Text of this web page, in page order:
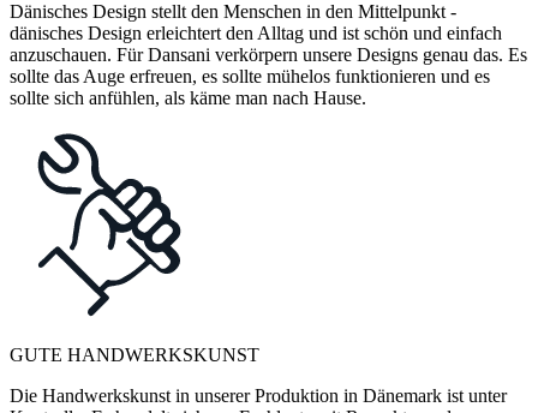
Dänisches Design stellt den Menschen in den Mittelpunkt -
dänisches Design erleichtert den Alltag und ist schön und einfach
anzuschauen. Für Dansani verkörpern unsere Designs genau das. Es
sollte das Auge erfreuen, es sollte mühelos funktionieren und es
sollte sich anfühlen, als käme man nach Hause.
GUTE HANDWERKSKUNST
Die Handwerkskunst in unserer Produktion in Dänemark ist unter